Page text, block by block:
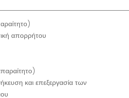
απορρήτου
και επεξεργασία των